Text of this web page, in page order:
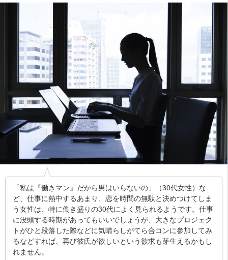
「私は『働きマン』だから男はいらないの」（30代女性）な
ど、仕事に熱中するあまり、恋を時間の無駄と決めつけてしま
う女性は、特に働き盛りの30代によく見られるようです。仕事
に没頭する時期があってもいいでしょうが、大きなプロジェク
トがひと段落した際などに気晴らしがてら合コンに参加してみ
るなどすれば、再び彼氏が欲しいという欲求も芽生えるかもし
れません。